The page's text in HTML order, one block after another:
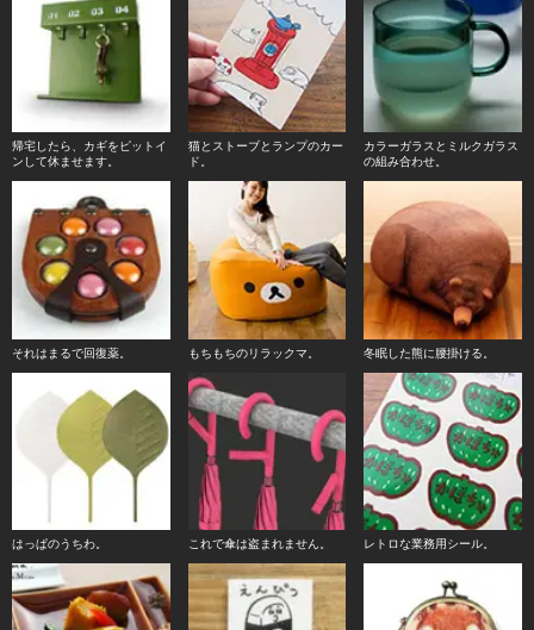
帰宅したら、カギをピットイ
ンして休ませます。
猫とストーブとランプのカー
ド。
カラーガラスとミルクガラス
の組み合わせ。
それはまるで回復薬。 もちもちのリラックマ。 冬眠した熊に腰掛ける。
はっぱのうちわ。 これで傘は盗まれません。 レトロな業務用シール。